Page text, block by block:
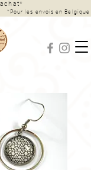
50€ d’achat*
*Pour les envois en Belgique